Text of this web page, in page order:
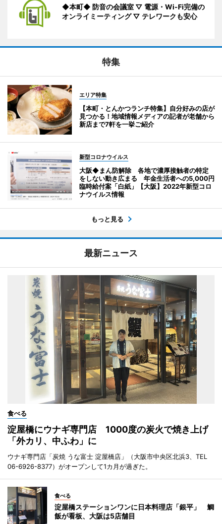
◆本町◆ 防音の会議室 ▽ 電源・Wi-Fi完備の
オンライミーティング ▽ テレワークも安心
特集
エリア特集
【本町・とんかつランチ特集】自分好みの店が
見つかる！地域情報メディアの記者が老舗から
新店まで7軒を一挙ご紹介
新型コロナウイルス
大阪◆まん防解除 各地で濃厚接触者の特定
をしない動き広まる 年金生活者への5,000円
臨時給付案「白紙」【大阪】2022年新型コロ
ナウイルス情報
もっと見る
最新ニュース
食べる
淀屋橋にウナギ専門店 1000度の炭火で焼き上げ
「外カリ、中ふわ」に
ウナギ専門店「炭焼 うな富士 淀屋橋店」（大阪市中央区北浜3、TEL
06-6926-8377）がオープンして1カ月が過ぎた。
食べる
淀屋橋ステーションワンに日本料理店「銀平」 鯛
飯が看板、大阪は5店舗目